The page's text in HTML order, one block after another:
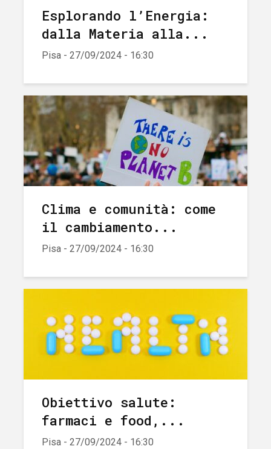
Esplorando l’Energia:
dalla Materia alla...
Pisa - 27/09/2024 - 16:30
Clima e comunità: come
il cambiamento...
Pisa - 27/09/2024 - 16:30
Obiettivo salute:
farmaci e food,...
Pisa - 27/09/2024 - 16:30